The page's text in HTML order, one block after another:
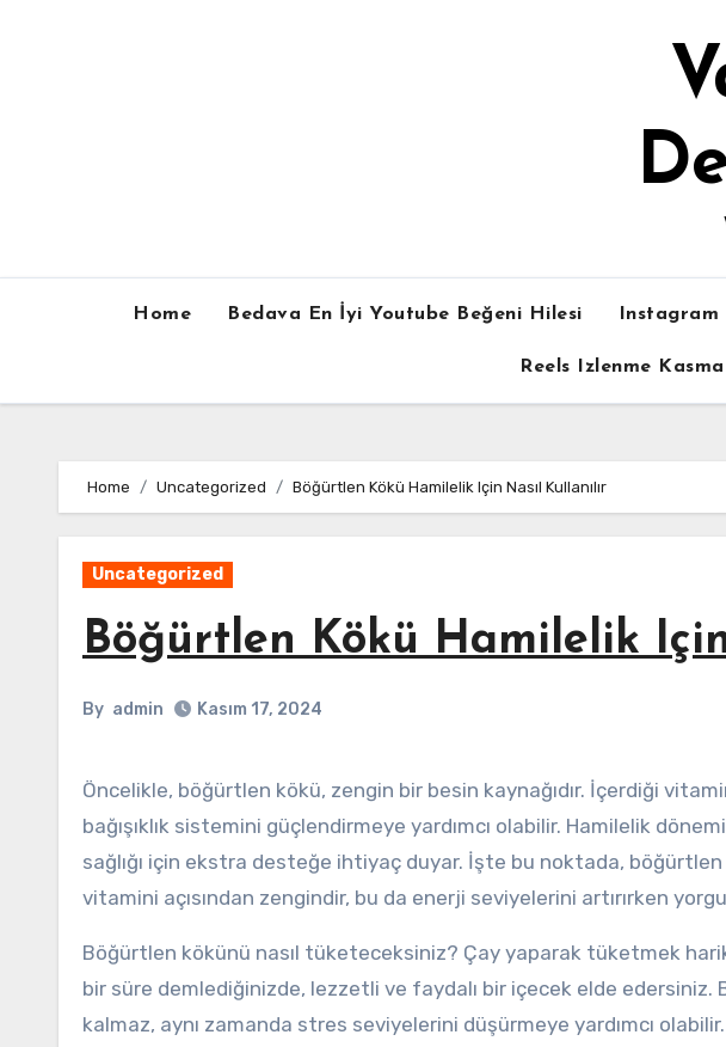
Home Bedava En İyi Youtube Beğeni Hilesi
Reels Izlenme
Home Uncategorized Böğürtlen Kökü Hamilelik Için Nasıl Kullanılır
Uncategorized
Böğürtlen Kökü Hamilelik
By admin Kasım 17, 2024
Öncelikle, böğürtlen kökü, zengin bir besin kaynağıdır. İçerdiği vitaminler, mineraller ve antioksidanlar sayesinde
bağışıklık sistemini güçlendirmeye yardımcı olabilir. Hamilelik
sağlığı için ekstra desteğe ihtiyaç duyar. İşte bu noktada,
vitamini açısından zengindir, bu da enerji seviyelerini artırırken
Böğürtlen kökünü nasıl tüketeceksiniz? Çay yaparak tüketmek
bir süre demlediğinizde, lezzetli ve faydalı bir içecek elde
kalmaz, aynı zamanda stres seviyelerini düşürmeye yardımcı